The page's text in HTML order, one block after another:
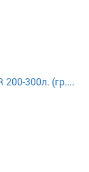
300л. (гр....